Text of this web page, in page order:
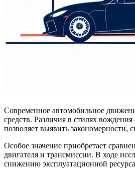
Современное автомобильное
средств. Различия в стилях
позволяет выявить
Особое значение приобретает
двигателя и трансмиссии. В ходе
снижению эксплуатационной